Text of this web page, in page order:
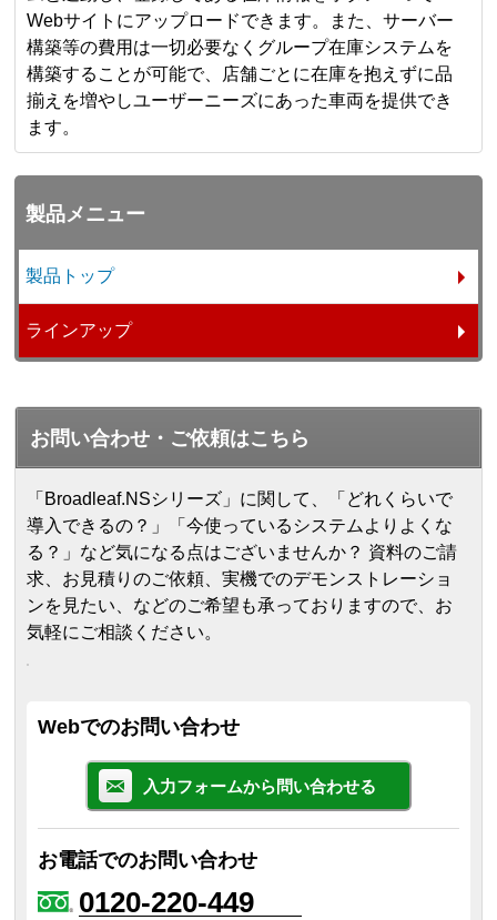
Webサイトにアップロードできます。また、サーバー
構築等の費用は一切必要なくグループ在庫システムを
構築することが可能で、店舗ごとに在庫を抱えずに品
揃えを増やしユーザーニーズにあった車両を提供でき
ます。
製品メニュー
製品トップ
ラインアップ
お問い合わせ・ご依頼はこちら
「Broadleaf.NSシリーズ」に関して、「どれくらいで
導入できるの？」「今使っているシステムよりよくな
る？」など気になる点はございませんか？ 資料のご請
求、お見積りのご依頼、実機でのデモンストレーショ
ンを見たい、などのご希望も承っておりますので、お
気軽にご相談ください。
Webでのお問い合わせ
入力フォームから問い合わせる
お電話でのお問い合わせ
0120-220-449